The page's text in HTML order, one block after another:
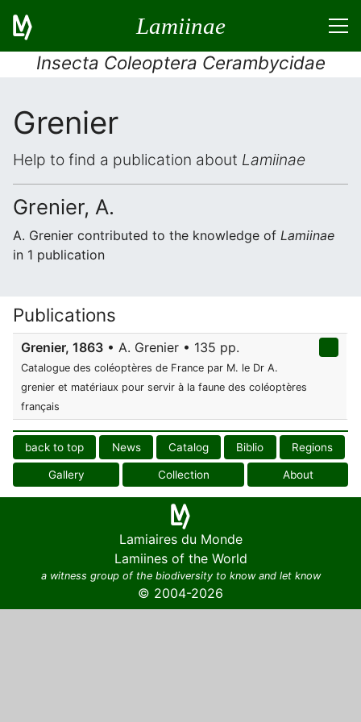
Lamiinae
Insecta Coleoptera Cerambycidae
Grenier
Help to find a publication about Lamiinae
Grenier, A.
A. Grenier contributed to the knowledge of Lamiinae
in 1 publication
Publications
Grenier, 1863 • A. Grenier • 135 pp.
Catalogue des coléoptères de France par M. le Dr A.
grenier et matériaux pour servir à la faune des coléoptères
français
back to top News Catalog Biblio Regions
Gallery Collection About
Lamiaires du Monde
Lamiines of the World
a witness group of the biodiversity to know and let know
© 2004-2026